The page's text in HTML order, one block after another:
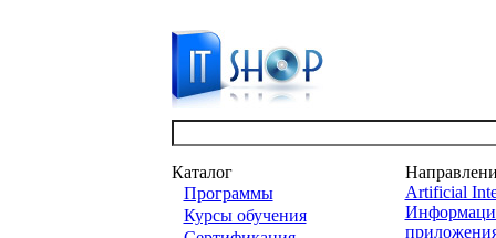
Каталог
Программы
Курсы обучения
Artificial